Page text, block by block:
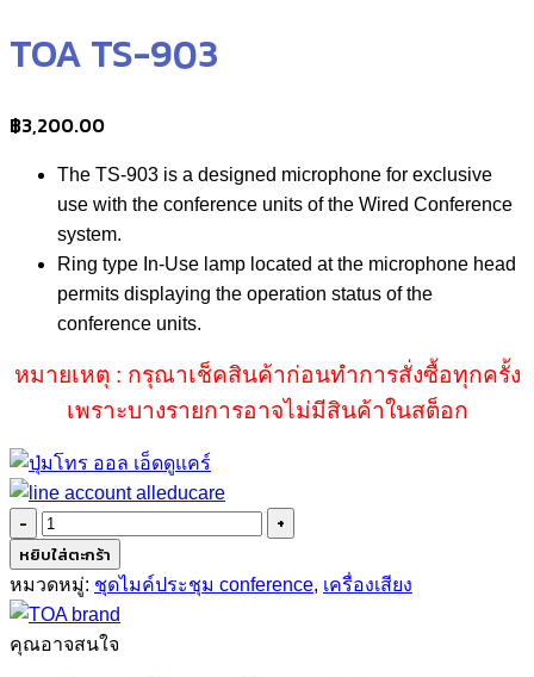
TOA TS-903
฿3,200.00
The TS-903 is a designed microphone for exclusive
use with the conference units of the Wired Conference
system.
Ring type In-Use lamp located at the microphone head
permits displaying the operation status of the
conference units.
หมายเหตุ : กรุณาเช็คสินค้าก่อนทำการสั่งซื้อทุกครั้ง
เพราะบางรายการอาจไม่มีสินค้าในสต็อก
จำนวน
TOA
TS-
903
ชิ้น
หยิบใส่ตะกร้า
หมวดหมู่: ชุดไมค์ประชุม conference, เครื่องเสียง
คุณอาจสนใจ